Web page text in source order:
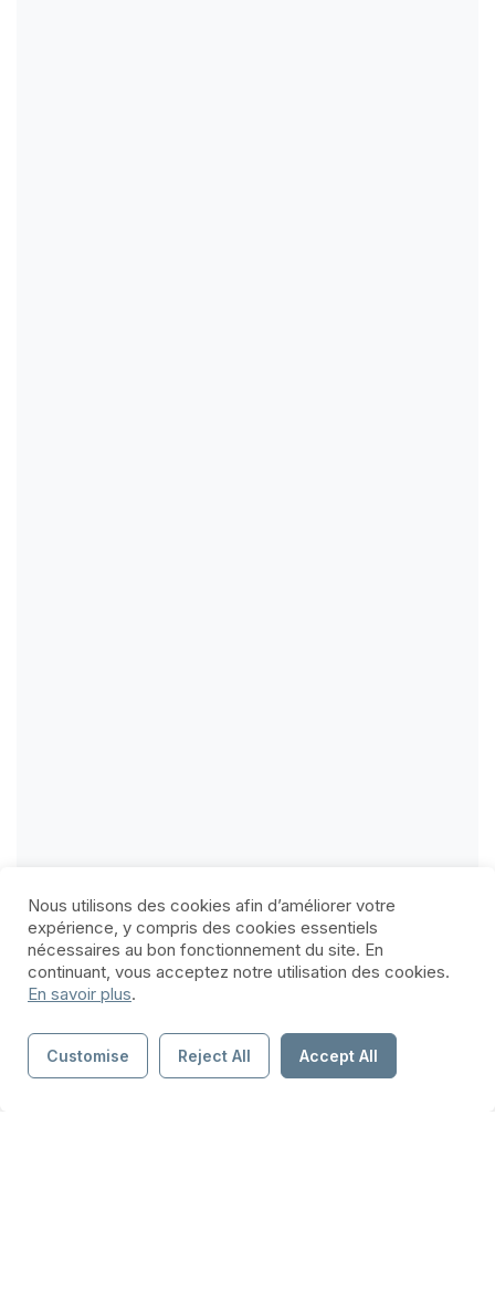
Nous utilisons des cookies afin d’améliorer votre
expérience, y compris des cookies essentiels
nécessaires au bon fonctionnement du site. En
continuant, vous acceptez notre utilisation des cookies.
En savoir plus.
Customise Reject All Accept All